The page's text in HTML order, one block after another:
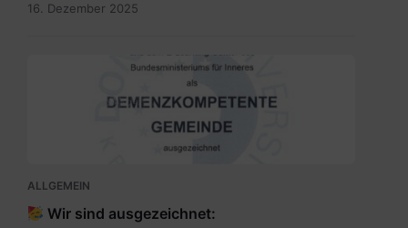
16. Dezember 2025
SKM_C300i25110709150.jpg
ALLGEMEIN
Wir sind ausgezeichnet: